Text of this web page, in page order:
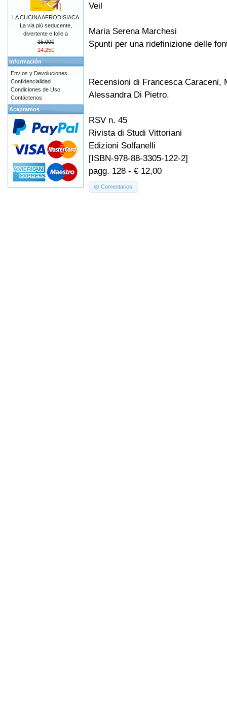
Veil
Maria Serena Marchesi
Spunti per una ridefinizione delle
Recensioni di Francesca Caraceni,
Alessandra Di Pietro.
RSV n. 45
Rivista di Studi Vittoriani
Edizioni Solfanelli
[ISBN-978-88-3305-122-2]
pagg. 128 - € 12,00
Comentarios
LA CUCINA AFRODISIACA
La via più seducente,
divertente e folle a
15.00€
14.25€
Información
Envíos y Devoluciones
Confidencialidad
Condiciones de Uso
Contáctenos
Aceptamos